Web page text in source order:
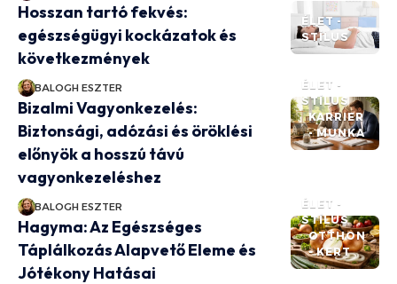
ÉLET -
STÍLUS
Hosszan tartó fekvés:
egészségügyi kockázatok és
következmények
BALOGH ESZTER
ÉLET -
STÍLUS
KARRIER
- MUNKA
Bizalmi Vagyonkezelés:
Biztonsági, adózási és öröklési
előnyök a hosszú távú
vagyonkezeléshez
BALOGH ESZTER
ÉLET -
STÍLUS
OTTHON
- KERT
Hagyma: Az Egészséges
Táplálkozás Alapvető Eleme és
Jótékony Hatásai